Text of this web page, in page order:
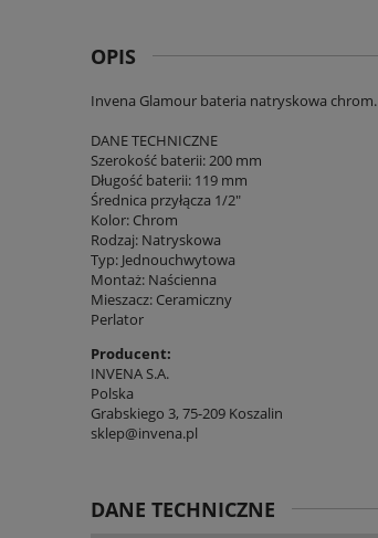
OPIS
Invena Glamour bateria natryskowa chrom.
DANE TECHNICZNE
Szerokość baterii: 200 mm
Długość baterii: 119 mm
Średnica przyłącza 1/2"
Kolor: Chrom
Rodzaj: Natryskowa
Typ: Jednouchwytowa
Montaż: Naścienna
Mieszacz: Ceramiczny
Perlator
Producent:
INVENA S.A.
Polska
Grabskiego 3, 75-209 Koszalin
sklep@invena.pl
DANE TECHNICZNE